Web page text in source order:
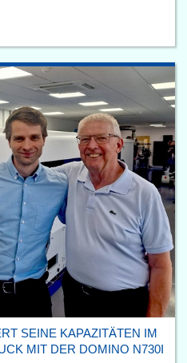
SEINE KAPAZITÄTEN IM
MIT DER DOMINO N730I